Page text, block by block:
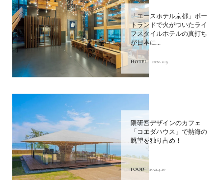
「エースホテル京都」ポー
トランドで火がついたライ
フスタイルホテルの真打ち
が日本に...
HOTEL 2020.11.9
隈研吾デザインのカフェ
「コエダハウス」で熱海の
眺望を独り占め！
FOOD 2021.4.10